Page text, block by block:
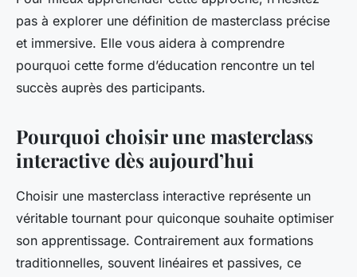
pas à explorer une définition de masterclass précise
et immersive. Elle vous aidera à comprendre
pourquoi cette forme d’éducation rencontre un tel
succès auprès des participants.
Pourquoi choisir une masterclass
interactive dès aujourd’hui
Choisir une masterclass interactive représente un
véritable tournant pour quiconque souhaite optimiser
son apprentissage. Contrairement aux formations
traditionnelles, souvent linéaires et passives, ce